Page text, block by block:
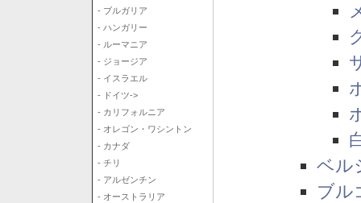
- ブルガリア
- ハンガリー
- ルーマニア
- ジョージア
- イスラエル
- ドイツ->
- カリフォルニア
- オレゴン・ワシントン
- カナダ
- チリ
- アルゼンチン
- オーストラリア
ベル
ブル